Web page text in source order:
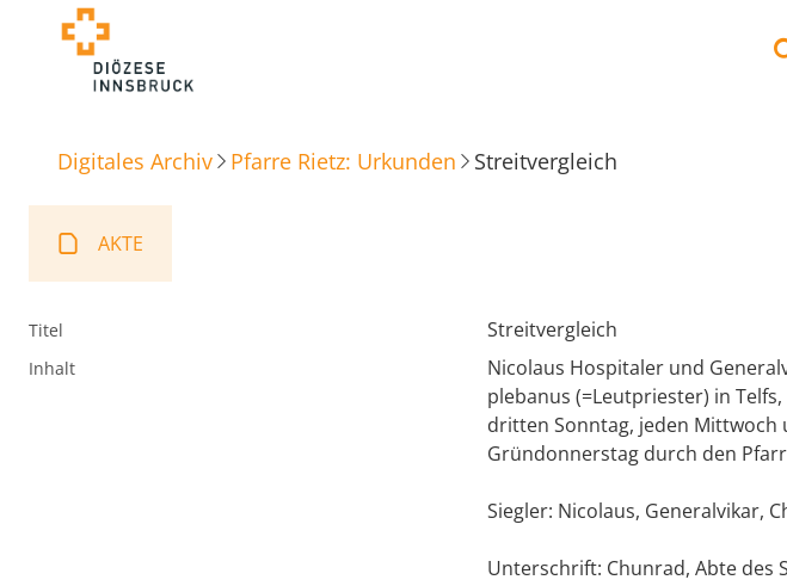
Digitales Archiv Pfarre Rietz: Urkunden Streitvergleich
AKTE
Titel Streitvergleich
Inhalt
Nicolaus Hospitaler und
plebanus (=Leutpriester) in
dritten Sonntag, jeden Mittwoch
Gründonnerstag durch den
Siegler: Nicolaus, Generalvikar,
Unterschrift: Chunrad, Abte des